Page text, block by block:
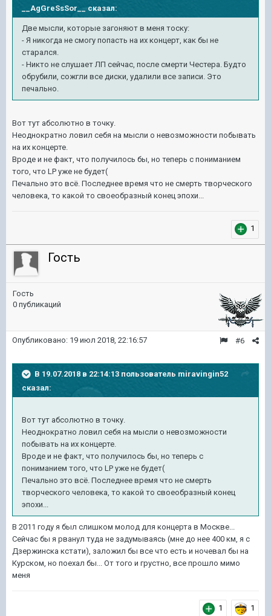
__AgGreSsSor__сказал:
Две мысли, которые загоняют в меня тоску:
- Я никогда не смогу попасть на их концерт, как бы не
старался.
- Никто не слушает ЛП сейчас, после смерти Честера. Будто
обрубили, сожгли все диски, удалили все записи. Это
печально.
Вот тут абсолютно в точку.
Неоднократно ловил себя на мысли о невозможности побывать
на их концерте.
Вроде и не факт, что получилось бы, но теперь с пониманием
того, что LP уже не будет(
Печально это всё. Последнее время что не смерть творческого
человека, то какой то своеобразный конец эпохи...
1
Гость
Гость
0 публикаций
#6
Опубликовано: 19 июл 2018, 22:16:57
В 19.07.2018 в 22:14:13 пользователь miravingin52
сказал:
Вот тут абсолютно в точку.
Неоднократно ловил себя на мысли о невозможности
побывать на их концерте.
Вроде и не факт, что получилось бы, но теперь с
пониманием того, что LP уже не будет(
Печально это всё. Последнее время что не смерть
творческого человека, то какой то своеобразный конец
эпохи...
В 2011 году я был слишком молод для концерта в Москве...
Сейчас бы я рванул туда не задумываясь (мне до нее 400 км, я с
Дзержинска кстати), заложил бы все что есть и ночевал бы на
Курском, но поехал бы... От того и грустно, все прошло мимо
меня
1 1